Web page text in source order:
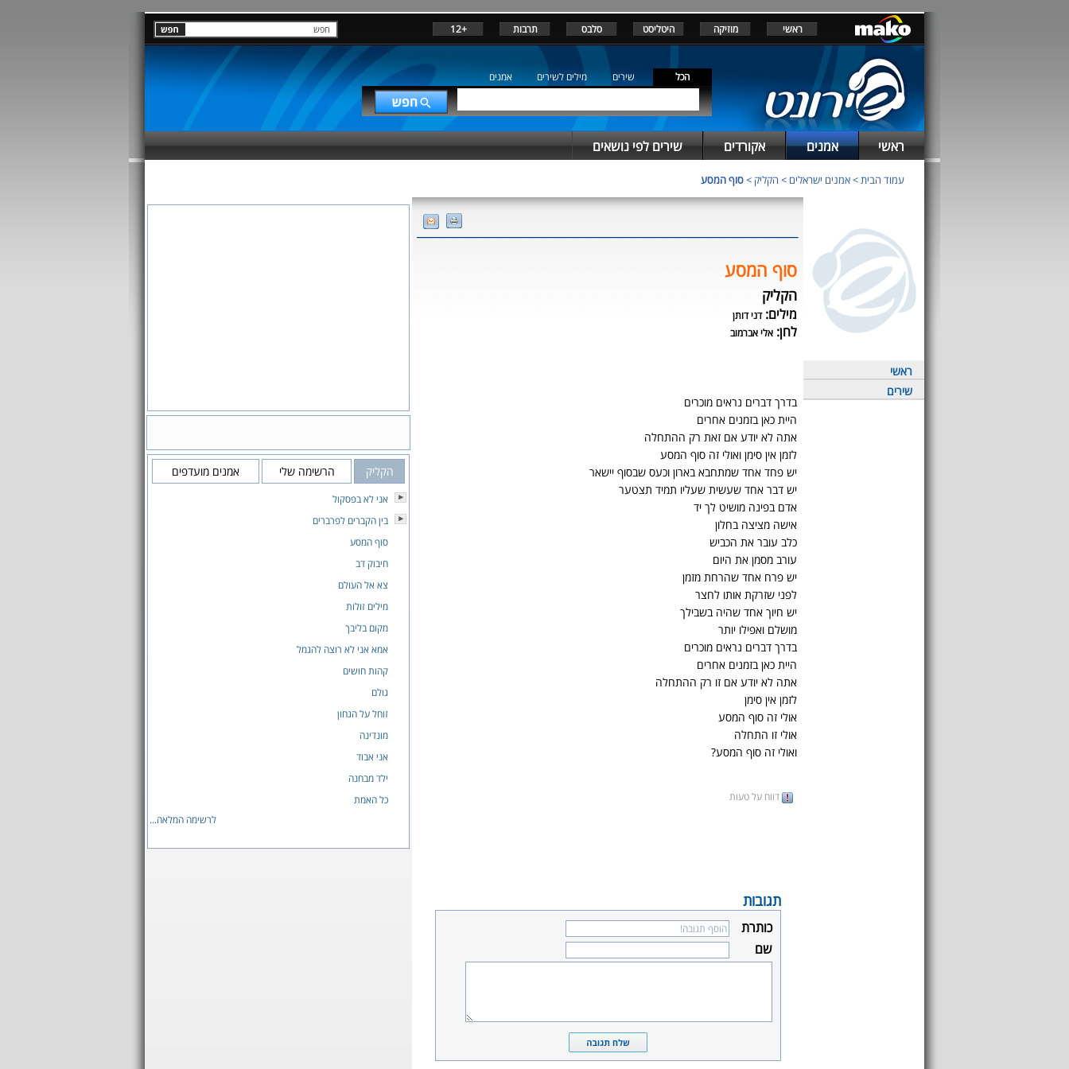
ראשי מוזיקה היטליסט סלבס תרבות +12
הכל שירים מילים לשירים אמנים
ראשי אמנים אקורדים שירים לפי נושאים
עמוד הבית>אמנים ישראלים > הקליק >סוף המסע
ראשי
שירים
סוף המסע
הקליק
מילים:דני דותן
לחן: אלי אברמוב
בדרך דברים נראים מוכרים
היית כאן בזמנים אחרים
אתה לא יודע אם זאת רק ההתחלה
לזמן אין סימן ואולי זה סוף המסע
יש פחד אחד שמתחבא בארון וכעס שבסוף יישאר
יש דבר אחד שעשית שעליו תמיד תצטער
אדם בפינה מושיט לך יד
אישה מציצה בחלון
כלב עובר את הכביש
עורב מסמן את היום
יש פרח אחד שהרחת מזמן
לפני שזרקת אותו לחצר
יש חיוך אחד שהיה בשבילך
מושלם ואפילו יותר
בדרך דברים נראים מוכרים
היית כאן בזמנים אחרים
אתה לא יודע אם זו רק ההתחלה
לזמן אין סימן
אולי זה סוף המסע
אולי זו התחלה
ואולי זה סוף המסע?
דווח על טעות
תגובות
כותרת
שם
הקליק הרשימה שלי אמנים מועדפים
אני לא בפסקול
בין הקברים לפרברים
סוף המסע
חיבוק דב
צא אל העולם
מילים זולות
מקום בליבך
אמא אני לא רוצה להגמל
קהות חושים
גולם
זוחל על הגחון
מונדינה
אני אבוד
ילד מבחנה
כל האמת
לרשימה המלאה...